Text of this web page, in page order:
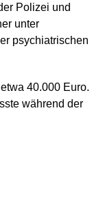
Polizei und
unter
psychiatrischen
40.000 Euro.
während der